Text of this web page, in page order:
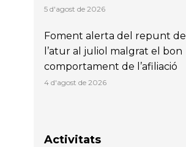
5 d'agost de 2026
Foment alerta del repunt de
l’atur al juliol malgrat el bon
comportament de l’afiliació
4 d'agost de 2026
Activitats